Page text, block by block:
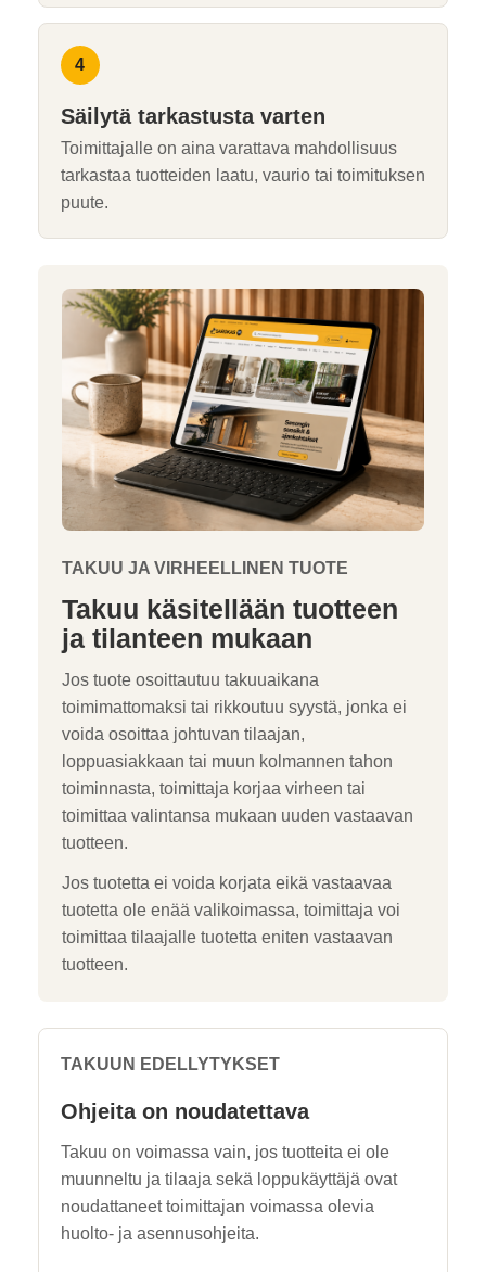
Säilytä tarkastusta varten
Toimittajalle on aina varattava mahdollisuus
tarkastaa tuotteiden laatu, vaurio tai toimituksen
puute.
TAKUU JA VIRHEELLINEN TUOTE
Takuu käsitellään tuotteen
ja tilanteen mukaan
Jos tuote osoittautuu takuuaikana
toimimattomaksi tai rikkoutuu syystä, jonka ei
voida osoittaa johtuvan tilaajan,
loppuasiakkaan tai muun kolmannen tahon
toiminnasta, toimittaja korjaa virheen tai
toimittaa valintansa mukaan uuden vastaavan
tuotteen.
Jos tuotetta ei voida korjata eikä vastaavaa
tuotetta ole enää valikoimassa, toimittaja voi
toimittaa tilaajalle tuotetta eniten vastaavan
tuotteen.
TAKUUN EDELLYTYKSET
Ohjeita on noudatettava
Takuu on voimassa vain, jos tuotteita ei ole
muunneltu ja tilaaja sekä loppukäyttäjä ovat
noudattaneet toimittajan voimassa olevia
huolto- ja asennusohjeita.